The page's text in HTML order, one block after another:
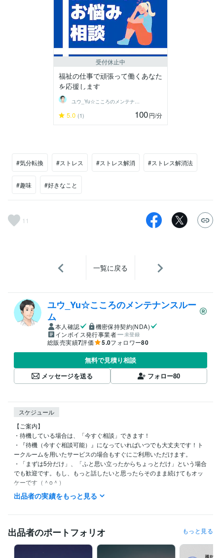
受付休止中
福祉の仕事で頑張って働くあなた
を応援します
5.0 (1) 100円/分
#気分転換 #ストレス #ストレス解消 #ストレス解消法
#趣味 #好きなこと
11
一覧に戻る
ユウ_Yu☆こころのメンテナンスルー
ム
本人確認
機密保持契約(NDA)
インボイス発行事業者
未登録
総販売実績7評価 5.0フォロワー80
無料で見積り相談
メッセージを送る
フォロー80
スケジュール
【ご案内】
・待機している場合は、「今すぐ相談」できます！
・『待機（今すぐ相談可能）』になっていればいつでも大丈夫です！ト
ークルームを用いたサービスの場合もすぐにご利用いただけます。
・「まずは5分だけ」、「ふと思い立ったからちょっとだけ」という場合
でも歓迎です。もし、もっと話したいと思ったらそのまま続けてもオッ
ケーです（＾o＾）
・トークルームを用いた相談サービスは、随時受け付けています。ご購
入いただいてから、当日または翌日に返信するようにいたします。
経験職種
ライフスタイル・その他 / カウンセラー・コーチ 経験年数 : 15年
ライフスタイル・その他 / 公務員
出品者の実績をもっと見る
出品者のポートフォリオ もっと見る